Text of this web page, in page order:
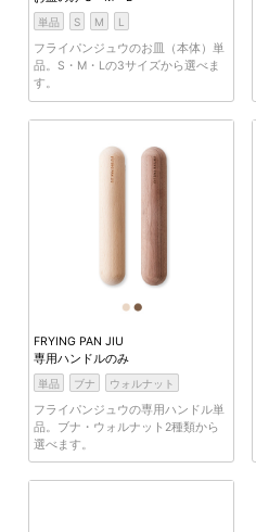
単品 S M L
フライパンジュウのお皿（本体）単
品。S・M・Lの3サイズから選べま
す。
FRYING PAN JIU
専用ハンドルのみ
単品 ブナ ウォルナット
フライパンジュウの専用ハンドル単
品。ブナ・ウォルナット2種類から
選べます。